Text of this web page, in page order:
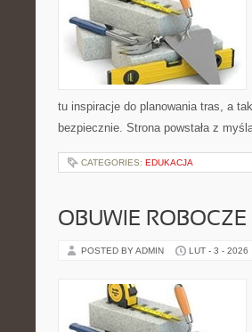
tu inspiracje do planowania tras, a
bezpiecznie. Strona powstała z
CATEGORIES: EDUKACJA
OBUWIE
POSTED BY ADMIN LUT - 3 - 2026